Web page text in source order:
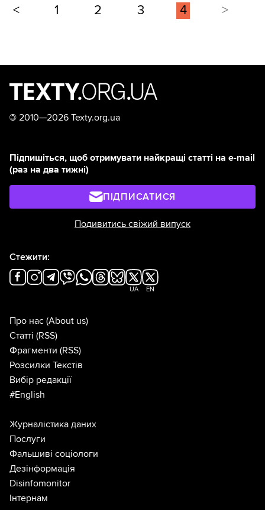
< 1 2 3 4 >
© 2010—2026 Texty.org.ua
Підпишіться, щоб отримувати найкращі статті на e-mail
(раз на два тижні)
ПІДПИСАТИСЯ
Подивитись свіжий випуск
Стежити:
UA EN
Про нас (About us)
Статті (RSS)
Фрагменти (RSS)
Розсилки Текстів
Вибір редакції
#English
Журналістика даних
Послуги
Фальшиві соціологи
Дезінформація
Disinfomonitor
Інтернам